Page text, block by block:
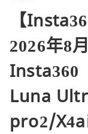
【
2026年8月
Insta360
Luna
pro2/